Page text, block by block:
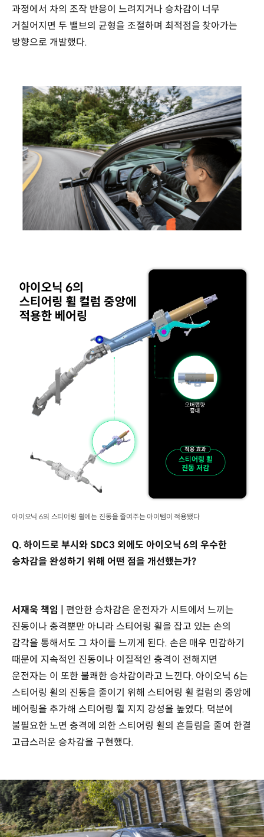
과정에서 차의 조작 반응이 느려지거나 승차감이 너무
거칠어지면 두 밸브의 균형을 조절하며 최적점을 찾아가는
방향으로 개발했다.
아이오닉 6의 스티어링 휠에는 진동을 줄여주는 아이템이 적용됐다
Q. 하이드로 부시와 SDC3 외에도 아이오닉 6의 우수한
승차감을 완성하기 위해 어떤 점을 개선했는가?
서재욱 책임 | 편안한 승차감은 운전자가 시트에서 느끼는
진동이나 충격뿐만 아니라 스티어링 휠을 잡고 있는 손의
감각을 통해서도 그 차이를 느끼게 된다. 손은 매우 민감하기
때문에 지속적인 진동이나 이질적인 충격이 전해지면
운전자는 이 또한 불쾌한 승차감이라고 느낀다. 아이오닉 6는
스티어링 휠의 진동을 줄이기 위해 스티어링 휠 컬럼의 중앙에
베어링을 추가해 스티어링 휠 지지 강성을 높였다. 덕분에
불필요한 노면 충격에 의한 스티어링 휠의 흔들림을 줄여 한결
고급스러운 승차감을 구현했다.